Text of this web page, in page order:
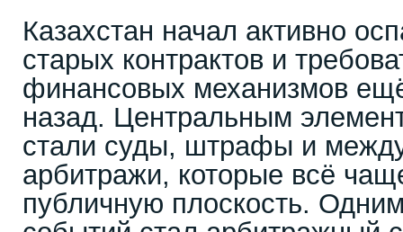
Казахстан начал активно
старых контрактов и
финансовых механизмов
назад. Центральным
стали суды, штрафы и
арбитражи, которые всё
публичную плоскость.